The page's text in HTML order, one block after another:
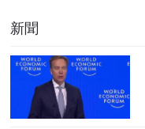
新聞